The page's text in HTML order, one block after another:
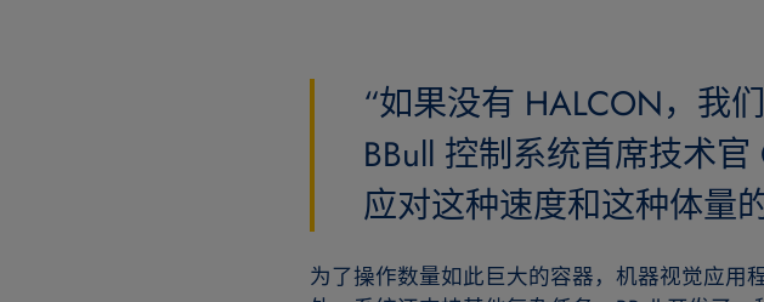
“如果没有 HALCON，我
BBull 控制系统首席技术
应对这种速度和这种体量
为了操作数量如此巨大的容器，机器视觉应用